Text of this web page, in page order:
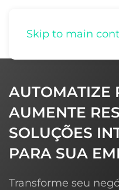
Skip to main
AUTOMATIZE
AUMENTE
SOLUÇÕES
PARA SUA
Transforme seu